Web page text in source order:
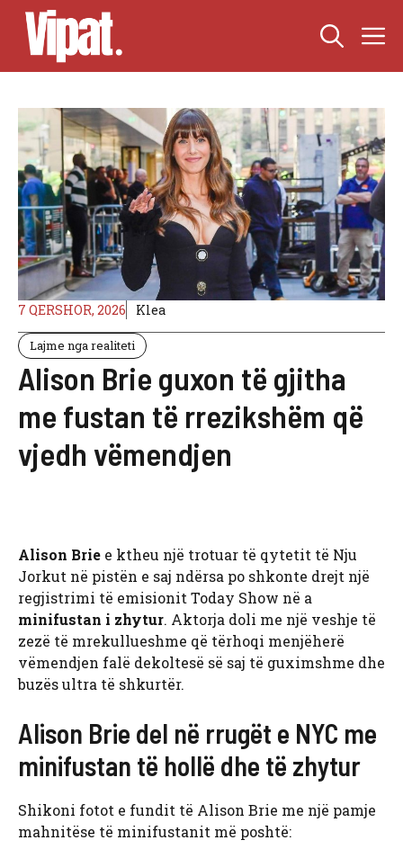
Skip
content
7 QERSHOR, 2026 Klea
Lajme nga realiteti
Alison Brie guxon të gjitha
me fustan të rrezikshëm që
vjedh vëmendjen
Alison Brie e ktheu një trotuar të qytetit të Nju
Jorkut në pistën e saj ndërsa po shkonte drejt një
regjistrimi të emisionit Today Show në a
minifustan i zhytur. Aktorja doli me një veshje të
zezë të mrekullueshme që tërhoqi menjëherë
vëmendjen falë dekoltesë së saj të guximshme dhe
buzës ultra të shkurtër.
Alison Brie del në rrugët e NYC me
minifustan të hollë dhe të zhytur
Shikoni fotot e fundit të Alison Brie me një pamje
mahnitëse të minifustanit më poshtë: